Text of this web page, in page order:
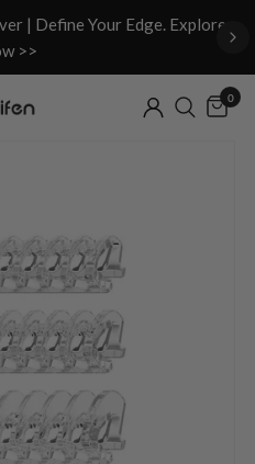
| Define Your Edge. Explore
>>
0